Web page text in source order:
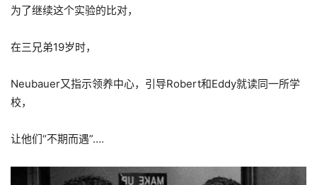
为了继续这个实验的比对，
在三兄弟19岁时，
Neubauer又指示领养中心，引导Robert和Eddy就读同一所学
校，
让他们“不期而遇”….